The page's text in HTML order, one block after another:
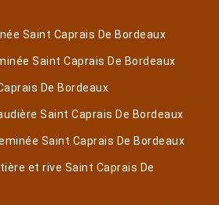
Saint Caprais De Bordeaux
Saint Caprais De Bordeaux
De Bordeaux
Saint Caprais De Bordeaux
Saint Caprais De Bordeaux
et rive Saint Caprais De